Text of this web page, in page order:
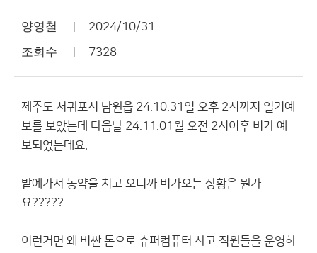
양영철 2024/10/31
조회수 7328
제주도 서귀포시 남원읍 24.10.31일 오후 2시까지 일기예
보를 보았는데 다음날 24.11.01월 오전 2시이후 비가 예
보되었는데요.
밭에가서 농약을 치고 오니까 비가오는 상황은 뭔가
요?????
이런거면 왜 비싼 돈으로 슈퍼컴퓨터 사고 직원들을 운영하